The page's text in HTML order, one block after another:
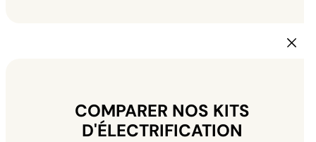
COMPARER NOS KITS
D'ÉLECTRIFICATION